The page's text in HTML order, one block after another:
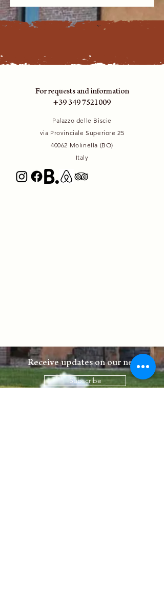
For requests and information
+39 349 7521009
Palazzo delle Biscie
via Provinciale Superiore 25
40062 Molinella (BO)
Italy
Receive updates on our news
Subscribe